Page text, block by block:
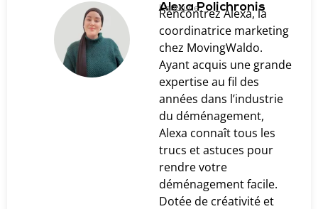
Alexa Polichronis
L'auteur.e
Rencontrez Alexa, la
coordinatrice marketing
chez MovingWaldo.
Ayant acquis une grande
expertise au fil des
années dans l’industrie
du déménagement,
Alexa connaît tous les
trucs et astuces pour
rendre votre
déménagement facile.
Dotée de créativité et